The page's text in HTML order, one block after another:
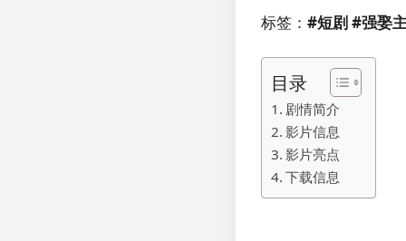
标签： #短剧 #强娶
目录
剧情简介
影片信息
影片亮点
下载信息